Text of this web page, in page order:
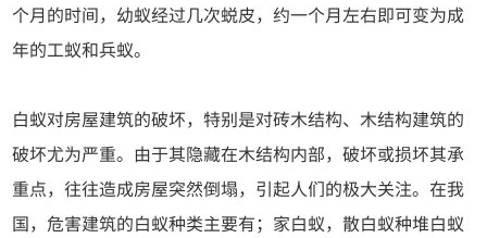
个月的时间，幼蚁经过几次蜕皮，约一个月左右即可变为成
年的工蚁和兵蚁。
白蚁对房屋建筑的破坏，特别是对砖木结构、木结构建筑的
破坏尤为严重。由于其隐藏在木结构内部，破坏或损坏其承
重点，往往造成房屋突然倒塌，引起人们的极大关注。在我
国，危害建筑的白蚁种类主要有；家白蚁，散白蚁种堆白蚁